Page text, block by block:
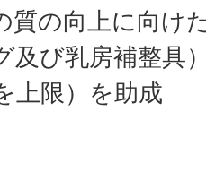
質の向上に向け
及び乳房補整具
上限）を助成